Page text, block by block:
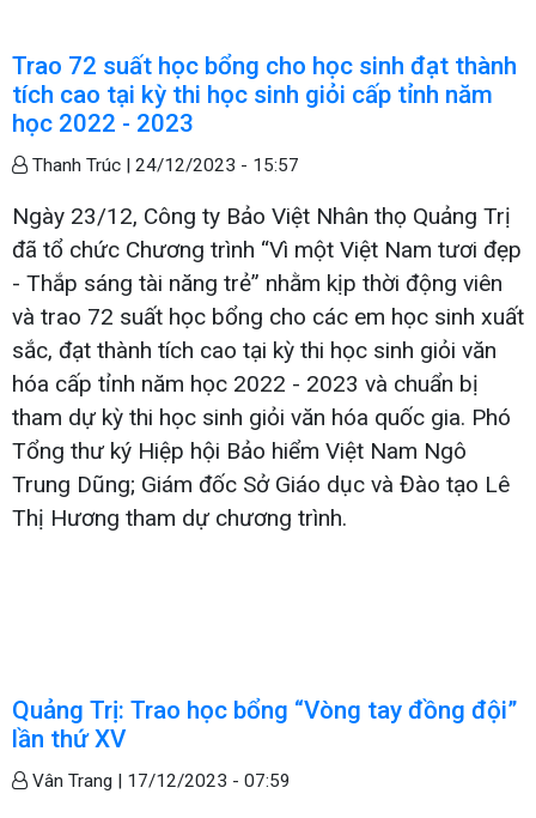
Trao 72 suất học bổng cho học sinh đạt thành
tích cao tại kỳ thi học sinh giỏi cấp tỉnh năm
học 2022 - 2023
Thanh Trúc | 24/12/2023 - 15:57
Ngày 23/12, Công ty Bảo Việt Nhân thọ Quảng Trị
đã tổ chức Chương trình “Vì một Việt Nam tươi đẹp
- Thắp sáng tài năng trẻ” nhằm kịp thời động viên
và trao 72 suất học bổng cho các em học sinh xuất
sắc, đạt thành tích cao tại kỳ thi học sinh giỏi văn
hóa cấp tỉnh năm học 2022 - 2023 và chuẩn bị
tham dự kỳ thi học sinh giỏi văn hóa quốc gia. Phó
Tổng thư ký Hiệp hội Bảo hiểm Việt Nam Ngô
Trung Dũng; Giám đốc Sở Giáo dục và Đào tạo Lê
Thị Hương tham dự chương trình.
Quảng Trị: Trao học bổng “Vòng tay đồng đội”
lần thứ XV
Vân Trang | 17/12/2023 - 07:59